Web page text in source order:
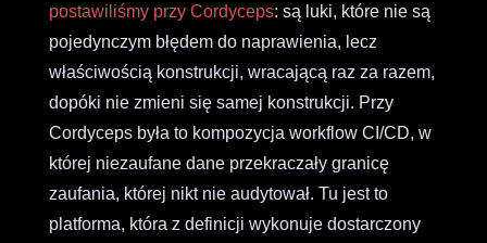
postawiliśmy przy Cordyceps: są luki, które nie są
pojedynczym błędem do naprawienia, lecz
właściwością konstrukcji, wracającą raz za razem,
dopóki nie zmieni się samej konstrukcji. Przy
Cordyceps była to kompozycja workflow CI/CD, w
której niezaufane dane przekraczały granicę
zaufania, której nikt nie audytował. Tu jest to
platforma, która z definicji wykonuje dostarczony